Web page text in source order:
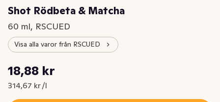
Shot Rödbeta & Matcha
60 ml, RSCUED
Visa alla varor från RSCUED
Nuvarande pris är: 18,88 kr
18,88 kr
314,67 kr /l
Styckpris: 314,67 kr /l